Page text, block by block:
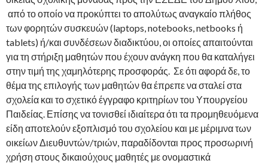
από το οποίο να προκύπτει το απολύτως αναγκαίο πλήθος
των φορητών συσκευών (laptops, notebooks, netbooks ή
tablets) ή/και συνδέσεων διαδικτύου, οι οποίες απαιτούνται
για τη στήριξη μαθητών που έχουν ανάγκη που θα καταλήγει
στην τιμή της χαμηλότερης προσφοράς. Σε ότι αφορά δε, το
θέμα της επιλογής των μαθητών θα έπρεπε να σταλεί στα
σχολεία και το σχετικό έγγραφο κριτηρίων του Υπουργείου
Παιδείας. Επίσης να τονισθεί ιδιαίτερα ότι τα προμηθευόμενα
είδη αποτελούν εξοπλισμό του σχολείου και με μέριμνα των
οικείων Διευθυντών/τριών, παραδίδονται προς προσωρινή
χρήση στους δικαιούχους μαθητές με ονομαστικά